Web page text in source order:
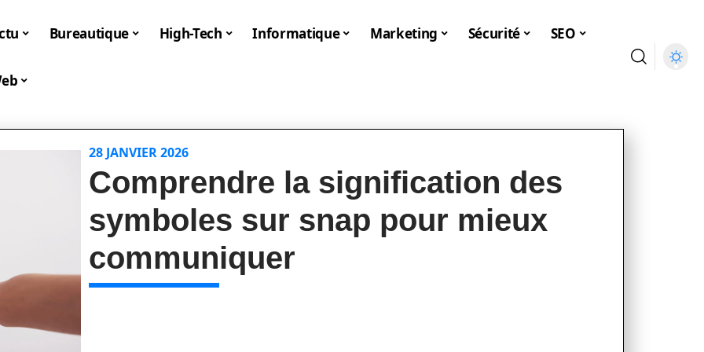
Bureautique High-Tech Informatique Marketing Sécurité SEO
28 JANVIER 2026
Comprendre la signification des
symboles sur snap pour mieux
communiquer